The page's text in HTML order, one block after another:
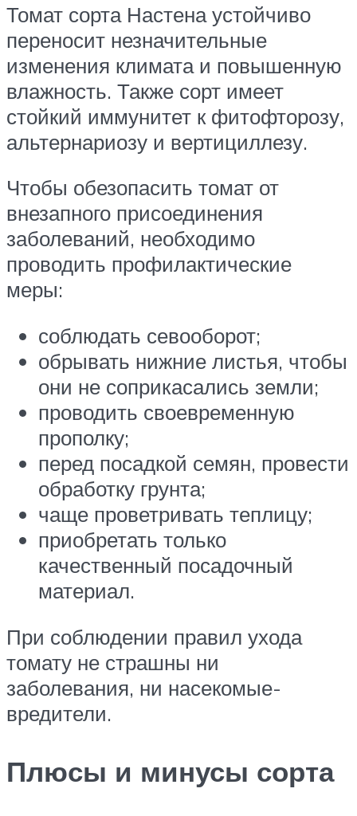
Томат сорта Настена устойчиво
переносит незначительные
изменения климата и повышенную
влажность. Также сорт имеет
стойкий иммунитет к фитофторозу,
альтернариозу и вертициллезу.
Чтобы обезопасить томат от
внезапного присоединения
заболеваний, необходимо
проводить профилактические
меры:
соблюдать севооборот;
обрывать нижние листья, чтобы
они не соприкасались земли;
проводить своевременную
прополку;
перед посадкой семян, провести
обработку грунта;
чаще проветривать теплицу;
приобретать только
качественный посадочный
материал.
При соблюдении правил ухода
томату не страшны ни
заболевания, ни насекомые-
вредители.
Плюсы и минусы сорта